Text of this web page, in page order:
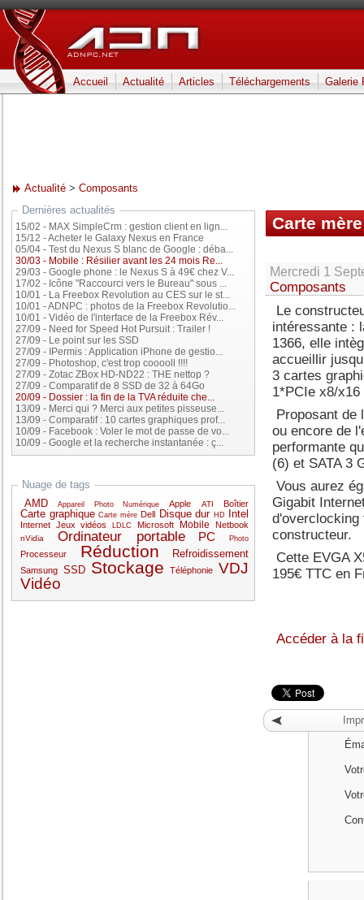
Accueil Actualité Articles Téléchargements Galerie
Actualité > Composants
Carte
Mercredi 1
Composants
Le
intéressante :
1366, elle
accueillir
3 cartes
1*PCIe x8/
Proposant de
ou encore de
performante
(6) et SATA 3
Vous aurez
Gigabit
d'overclocking
constructeur.
Cette EVGA
195€ TTC en
Accéder à la
Dernières actualités
15/02 - MAX SimpleCrm : gestion client en lign...
15/12 -Acheter le Galaxy Nexus en France
05/04 - Test du Nexus S blanc de Google : déba...
30/03 - Mobile : Résilier avant les 24 mois Re...
29/03 - Google phone : le Nexus S à 49€ chez V...
17/02 - Icône "Raccourci vers le Bureau" sous ...
10/01 - La Freebox Revolution au CES sur le st...
10/01 -ADNPC : photos de la Freebox Revolutio...
10/01 - Vidéo de l'interface de la Freebox Rév...
27/09 - Need for Speed Hot Pursuit : Trailer !
27/09 - Le point sur les SSD
27/09 - IPermis : Application iPhone de gestio...
27/09 - Photoshop, c'est trop cooooll !!!!
27/09 - Zotac ZBox HD-ND22 : THE nettop ?
27/09 - Comparatif de 8 SSD de 32 à 64Go
20/09 - Dossier : la fin de la TVA réduite che...
13/09 - Merci qui ? Merci aux petites pisseuse...
13/09 - Comparatif : 10 cartes graphiques prof...
10/09 - Facebook : Voler le mot de passe de vo...
10/09 - Google et la recherche instantanée : ç...
Nuage de tags
AMD Appareil Photo Numérique Apple ATI Boîtier
Carte graphique Carte mère Dell Disque dur HD Intel
Internet Jeux vidéos LDLC Microsoft Mobile Netbook
nVidia Ordinateur portable PC Photo
Processeur Réduction Refroidissement
Samsung SSD Stockage Téléphonie VDJ
Vidéo